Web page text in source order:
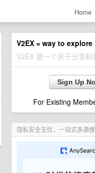
Home
V2EX = way to explore
V2EX 是一个关于分享和
Sign Up
For Existing
隐私安全无忧，一站式多源